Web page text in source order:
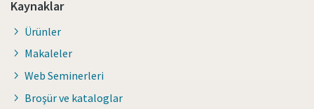
Kaynaklar
Ürünler
Makaleler
Web Seminerleri
Broşür ve kataloglar